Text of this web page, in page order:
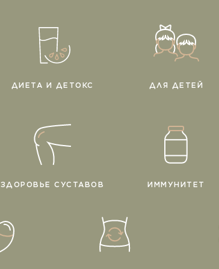
ДИЕТА И ДЕТОКС ДЛЯ ДЕТЕЙ
ЗДОРОВЬЕ СУСТАВОВ ИММУНИТЕТ